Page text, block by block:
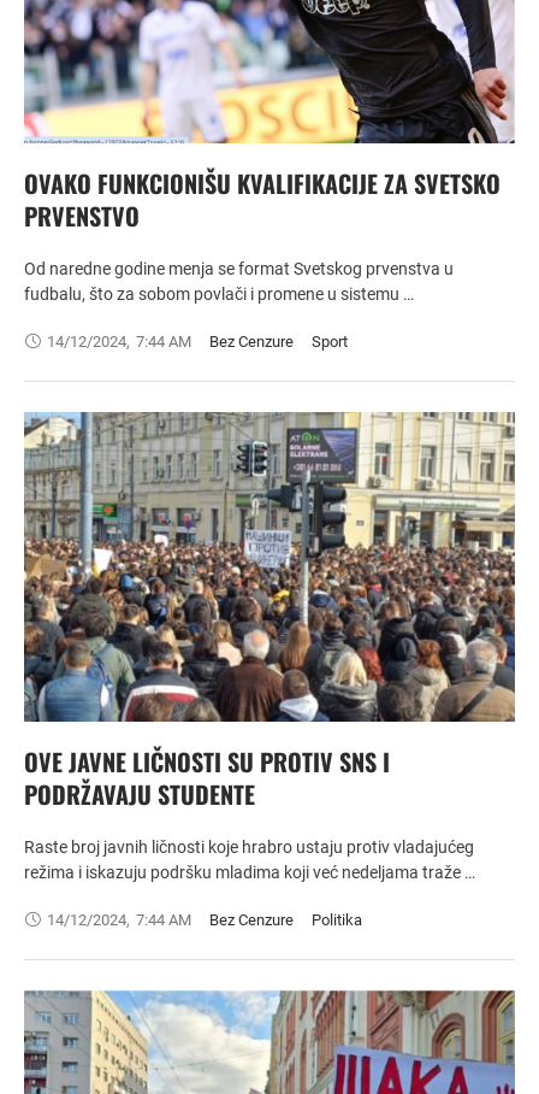
OVAKO FUNKCIONIŠU KVALIFIKACIJE ZA SVETSKO
PRVENSTVO
Od naredne godine menja se format Svetskog prvenstva u
fudbalu, što za sobom povlači i promene u sistemu …
14/12/2024, 7:44 AM Bez Cenzure Sport
OVE JAVNE LIČNOSTI SU PROTIV SNS I
PODRŽAVAJU STUDENTE
Raste broj javnih ličnosti koje hrabro ustaju protiv vladajućeg
režima i iskazuju podršku mladima koji već nedeljama traže …
14/12/2024, 7:44 AM Bez Cenzure Politika